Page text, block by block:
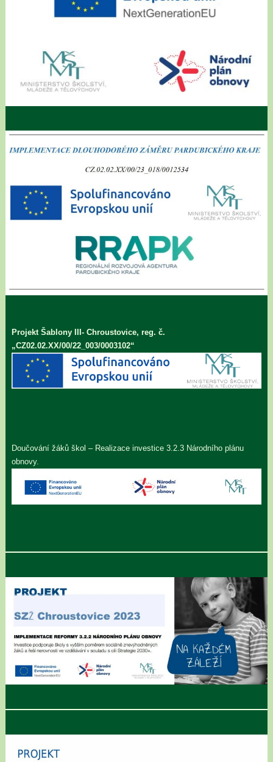
Projekt Šablony III- Chroustovice, reg. č.
„CZ02.02.XX/00/22_003/0003102“
Doučování žáků škol – Realizace investice 3.2.3 Národního plánu
obnovy.